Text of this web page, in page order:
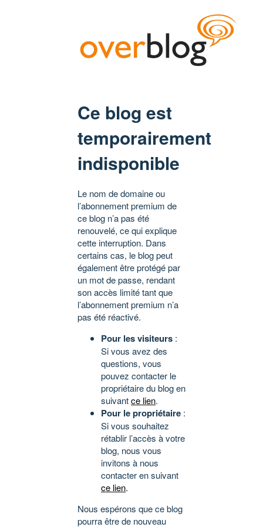
Ce blog est
temporairement
indisponible
Le nom de domaine ou
l’abonnement premium de
ce blog n’a pas été
renouvelé, ce qui explique
cette interruption. Dans
certains cas, le blog peut
également être protégé par
un mot de passe, rendant
son accès limité tant que
l’abonnement premium n’a
pas été réactivé.
Pour les visiteurs :
Si vous avez des
questions, vous
pouvez contacter le
propriétaire du blog en
suivantce lien.
Pour le propriétaire :
Si vous souhaitez
rétablir l’accès à votre
blog, nous vous
invitons à nous
contacter en suivant
ce lien.
Nous espérons que ce blog
pourra être de nouveau